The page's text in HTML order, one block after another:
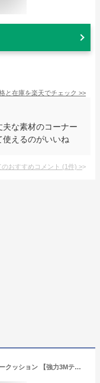
と在庫を楽天でチェック >>
な素材のコーナー
えるのがいいね
のおすすめコメント (1件) >
【保育士が推薦】 コーナーガード コーナークッション 【強力3Mテープ 安心の無毒素材採用 5m＋8個】 ベビーガード 角 ガード コペルタ (ブラウン)